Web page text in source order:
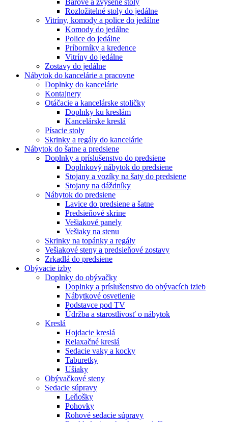
Rozložitelné stoly do jedálne
Vitríny, komody a police do jedálne
Komody do jedálne
Police do jedálne
Príborníky a kredence
Vitríny do jedálne
Zostavy do jedálne
Nábytok do kancelárie a pracovne
Doplnky do kancelárie
Kontajnery
Otáčacie a kancelárske stoličky
Doplnky ku kreslám
Kancelárske kreslá
Písacie stoly
Skrinky a regály do kancelárie
Nábytok do šatne a predsiene
Doplnky a príslušenstvo do predsiene
Doplnkový nábytok do predsiene
Stojany a vozíky na šaty do predsiene
Stojany na dáždníky
Nábytok do predsiene
Lavice do predsiene a šatne
Predsieňové skrine
Vešiakové panely
Vešiaky na stenu
Skrinky na topánky a regály
Vešiakové steny a predsieňové zostavy
Zrkadlá do predsiene
Obývacie izby
Doplnky do obývačky
Doplnky a príslušenstvo do obývacích izieb
Nábytkové osvetlenie
Podstavce pod TV
Údržba a starostlivosť o nábytok
Kreslá
Hojdacie kreslá
Relaxačné kreslá
Sedacie vaky a kocky
Taburetky
Ušiaky
Obývačkové steny
Sedacie súpravy
Leňošky
Pohovky
Rohové sedacie súpravy